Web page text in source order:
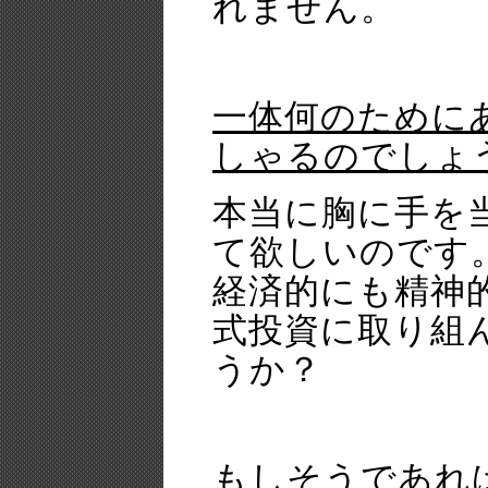
一体何のために
しゃるのでしょ
本当に胸に手を
て欲しいのです
経済的にも精神
式投資に取り組
うか？
もしそうであ